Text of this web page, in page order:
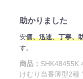
助かりました
安価、迅速、丁寧、
す。
商品： SHK48455K
けむり当番薄型2種